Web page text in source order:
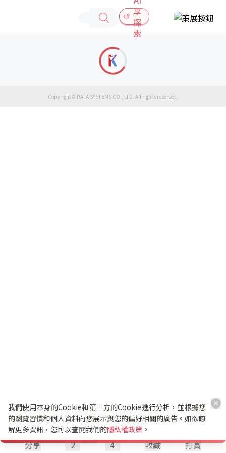
享
探
索
分享 2 4 收藏 打賞
Copyright© DATA SYSTEMS CO., LTD. All rights reserved.
我們使用本身的Cookie和第三方的Cookie進行分析，並根據您
的瀏覽習慣和個人資料向您展示與您的偏好相關的廣告。如欲瞭
解更多資訊，您可以查閱我們的隱私權政策 。